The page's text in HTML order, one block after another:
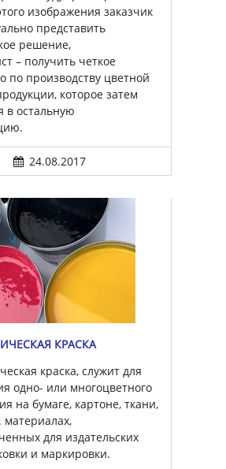
изображения заказчик
представить
решение,
– получить четкое
по производству цветной
которое затем
в остальную
24.08.2017
КРАСКА
краска, служит для
одно- или многоцветного
на бумаге, картоне, ткани,
материалах,
для издательских
и маркировки.